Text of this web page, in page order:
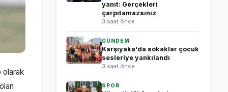
olarak
yanıt: Gerçekleri
çarpıtamazsınız
3 saat önce
GÜNDEM
Karşıyaka'da sokaklar çocuk
sesleriye yankılandı
3 saat önce
SPOR